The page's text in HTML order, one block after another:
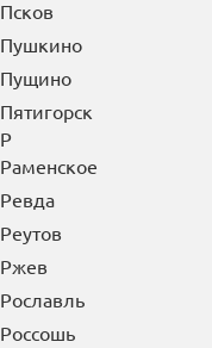
Псков
Пушкино
Пущино
Пятигорск
Р
Раменское
Ревда
Реутов
Ржев
Рославль
Россошь